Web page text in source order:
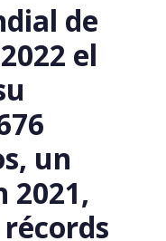
de
el
un
2021,